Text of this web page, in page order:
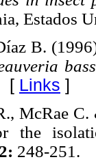
B.
Links ]
McRae
the
248-251.